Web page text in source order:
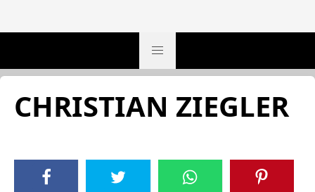
CHRISTIAN ZIEGLER